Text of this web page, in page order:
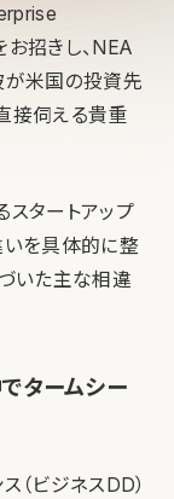
招きし、NEA
が米国の投資先
接伺える貴重
タートアップ
いを具体的に整
いた主な相違
タームシー
（ビジネスDD）